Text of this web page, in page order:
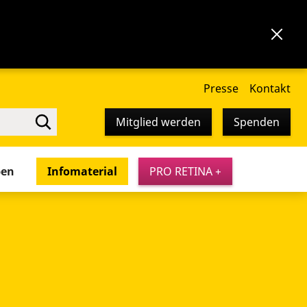
Presse Kontakt
Mitglied werden Spenden
Infomaterial PRO RETINA +